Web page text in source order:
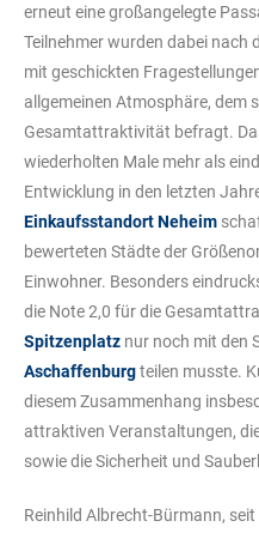
erneut eine großangelegte
Teilnehmer wurden dabei nach
mit geschickten
allgemeinen Atmosphäre, dem
Gesamtattraktivität befragt.
wiederholten Male mehr als
Entwicklung in den letzten
Einkaufsstandort Neheim
bewerteten Städte der
Einwohner. Besonders
die Note 2,0 für die
Spitzenplatz nur noch mit den
Aschaffenburgteilen musste.
diesem Zusammenhang
attraktiven Veranstaltungen,
sowie die Sicherheit und
Reinhild Albrecht-Bürmann,